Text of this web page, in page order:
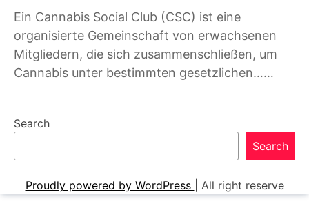
Ein Cannabis Social Club (CSC) ist eine
organisierte Gemeinschaft von erwachsenen
Mitgliedern, die sich zusammenschließen, um
Cannabis unter bestimmten gesetzlichen……
Search
Search
Proudly powered by WordPress All right reserve